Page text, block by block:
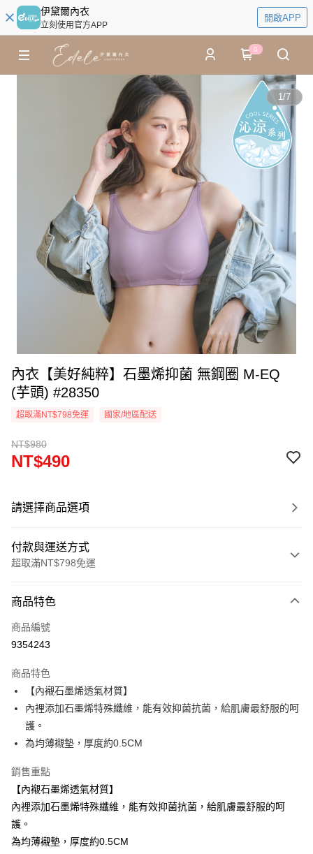
伊黛爾內衣
立刻使用官方APP
開啟APP
0
1/7
內衣【美好純粹】石墨烯抑菌 無鋼圈 M-EQ
(芋頭) #28350
超取滿NT$798免運 國家/地區配送
NT$980
NT$490
請選擇商品選項
付款與運送方式
超取滿NT$798免運
信用卡一次付款
超商取貨付款
Apple Pay
街口支付
悠遊付
ATM付款
貨到付款
運送方式
全家取貨付款
商品特色
商品編號
9354243
商品特色
【內襯石墨烯透氣材質】
內裡添加石墨烯特殊纖維，能有效抑菌抗菌，給肌膚最舒服的呵
護。
為均薄襯墊，厚度約0.5CM
銷售重點
【內襯石墨烯透氣材質】
內裡添加石墨烯特殊纖維，能有效抑菌抗菌，給肌膚最舒服的呵
護。
為均薄襯墊，厚度約0.5CM